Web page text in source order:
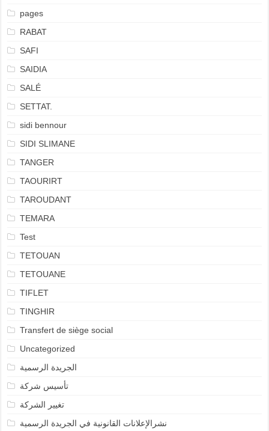
pages
RABAT
SAFI
SAIDIA
SALÉ
SETTAT.
sidi bennour
SIDI SLIMANE
TANGER
TAOURIRT
TAROUDANT
TEMARA
Test
TETOUAN
TETOUANE
TIFLET
TINGHIR
Transfert de siège social
Uncategorized
الجريدة الرسمية
تأسيس شركة
تغيير الشركة
نشرالإعلانات القانونية في الجريدة الرسمية